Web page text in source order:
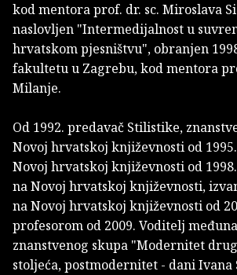
kod mentora prof. dr. sc. Miroslava
naslovljen "Intermedijalnost u
hrvatskom pjesništvu", obranjen
fakultetu u Zagrebu, kod mentora
Milanje.
Od 1992. predavač Stilistike,
Novoj hrvatskoj književnosti od
Novoj hrvatskoj književnosti od
na Novoj hrvatskoj književnosti,
na Novoj hrvatskoj književnosti od
profesorom od 2009. Voditelj
znanstvenog skupa "Modernitet
stoljeća, postmodernitet - dani Ivana